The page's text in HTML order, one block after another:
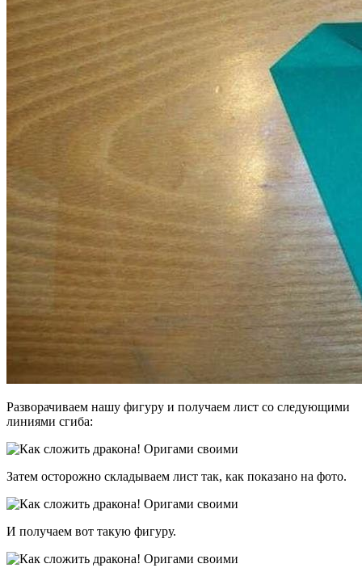
Разворачиваем нашу фигуру и получаем лист со следующими
линиями сгиба:
Затем осторожно складываем лист так, как показано на фото.
И получаем вот такую фигуру.